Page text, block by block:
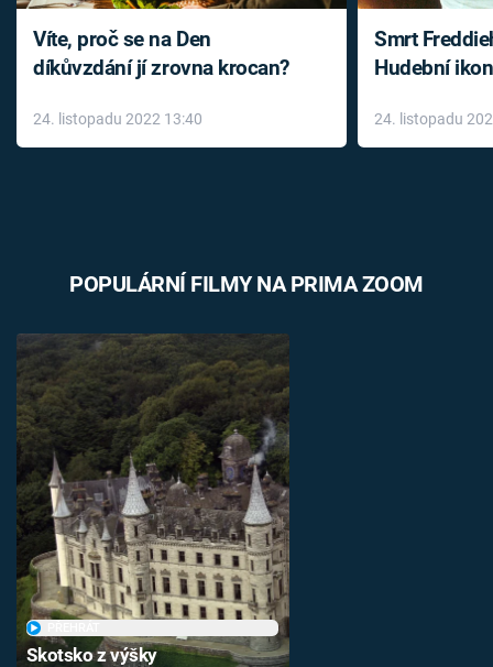
Víte, proč se na Den
díkůvzdání jí zrovna krocan?
24. listopadu 2022 13:40
Smrt
Hudební
léky
24. listopadu
POPULÁRNÍ FILMY NA PRIMA ZOOM
Skotsko z výšky